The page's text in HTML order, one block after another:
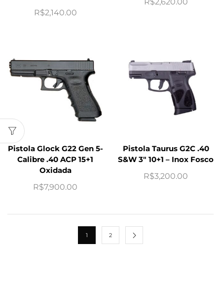
R$2,140.00
Pistola Glock G22 Gen 5-
Calibre .40 ACP 15+1
Oxidada
R$7,900.00
Pistola Taurus G2C .40
S&W 3″ 10+1 – Inox Fosco
R$3,200.00
1 2